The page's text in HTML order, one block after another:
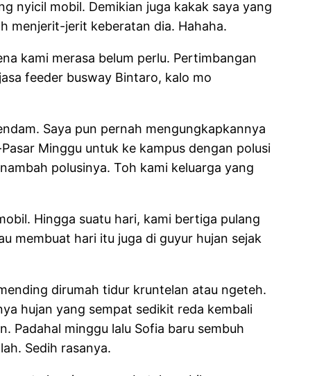
nyicil mobil. Demikian juga kakak saya yang
menjerit-jerit keberatan dia. Hahaha.
kami merasa belum perlu. Pertimbangan
feeder busway Bintaro, kalo mo
Saya pun pernah mengungkapkannya
Minggu untuk ke kampus dengan polusi
polusinya. Toh kami keluarga yang
Hingga suatu hari, kami bertiga pulang
membuat hari itu juga di guyur hujan sejak
dirumah tidur kruntelan atau ngeteh.
hujan yang sempat sedikit reda kembali
Padahal minggu lalu Sofia baru sembuh
Sedih rasanya.